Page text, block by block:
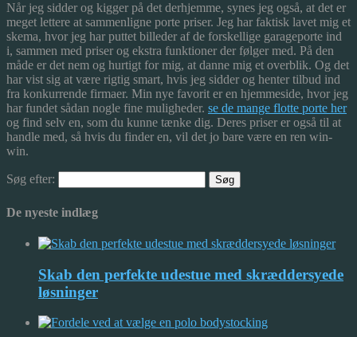
Når jeg sidder og kigger på det derhjemme, synes jeg også, at det er
meget lettere at sammenligne porte priser. Jeg har faktisk lavet mig et
skema, hvor jeg har puttet billeder af de forskellige garageporte ind
i, sammen med priser og ekstra funktioner der følger med. På den
måde er det nem og hurtigt for mig, at danne mig et overblik. Og det
har vist sig at være rigtig smart, hvis jeg sidder og henter tilbud ind
fra konkurrende firmaer. Min nye favorit er en hjemmeside, hvor jeg
har fundet sådan nogle fine muligheder. se de mange flotte porte her
og find selv en, som du kunne tænke dig. Deres priser er også til at
handle med, så hvis du finder en, vil det jo bare være en ren win-
win.
Søg efter:
De nyeste indlæg
Skab den perfekte udestue med skræddersyede
løsninger